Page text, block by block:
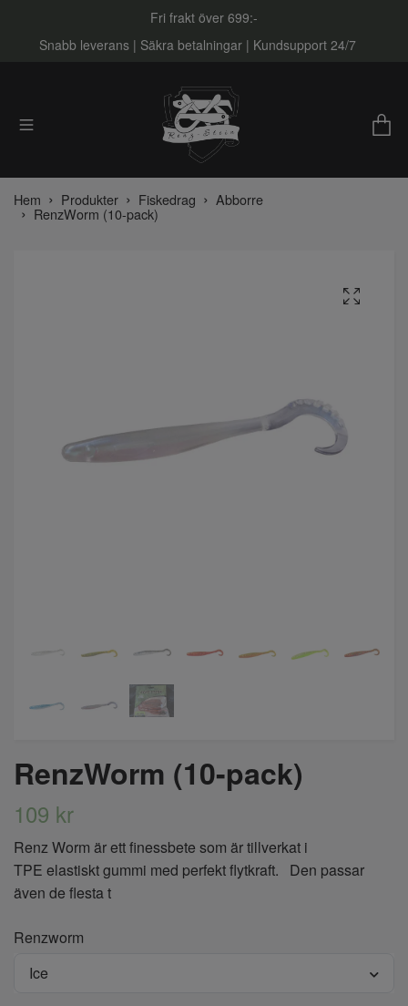
Fri frakt över 699:-
Snabb leverans | Säkra betalningar | Kundsupport 24/7
Hem Produkter Fiskedrag Abborre
RenzWorm (10-pack)
RenzWorm (10-pack)
109 kr
Renz Worm är ett finessbete som är tillverkat i
TPE elastiskt gummi med perfekt flytkraft. Den passar
även de flesta t
Renzworm
Ice